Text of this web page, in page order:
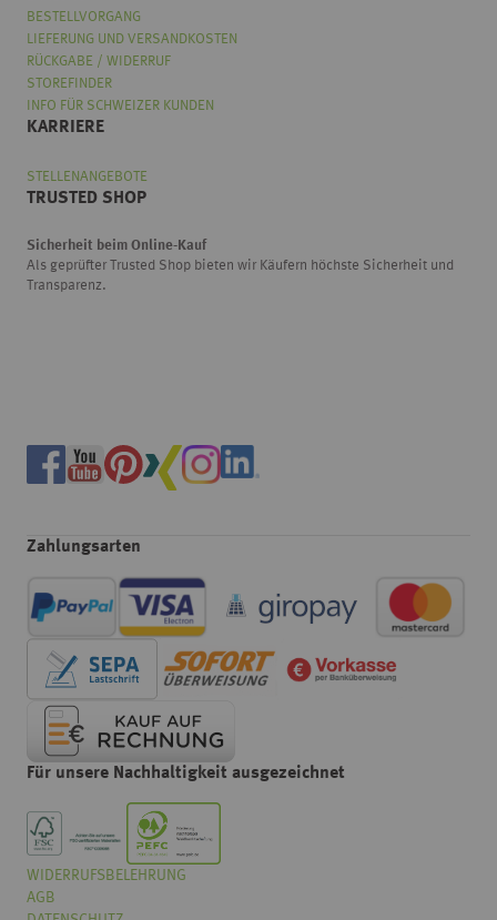
WIDERRUFSBELEHRUNG
AGB
BESTELLVORGANG
LIEFERUNG UND VERSANDKOSTEN
RÜCKGABE / WIDERRUF
STOREFINDER
INFO FÜR SCHWEIZER KUNDEN
KARRIERE
STELLENANGEBOTE
TRUSTED SHOP
Sicherheit beim Online-Kauf
Als geprüfter Trusted Shop bieten wir Käufern höchste Sicherheit und
Transparenz.
Zahlungsarten
Für unsere Nachhaltigkeit ausgezeichnet
Wie würden Sie unseren Onlineshop bewerten?
Wählen
Sie